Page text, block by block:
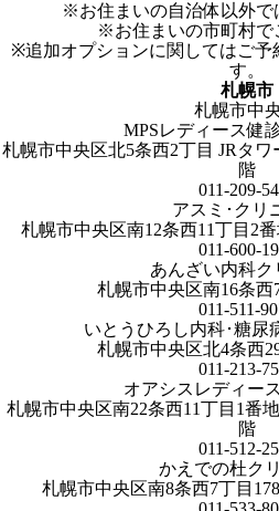
※お住まいの自治体以外で
※お住まいの市町村で
※追加オプションに関してはご予
す。
札幌市
札幌市中
MPSレディース健
札幌市中央区北5条西2丁目 JRタ
階
011-209-
アスミ･クリ
札幌市中央区南12条西11丁目2
011-600-
あんざい内科ク
札幌市中央区南16条西
011-511-
いとうひろし内科･糖尿
札幌市中央区北4条西
011-213-
オアシスレディー
札幌市中央区南22条西11丁目1番
階
011-512-
かえでの杜ク
札幌市中央区南8条西7丁目